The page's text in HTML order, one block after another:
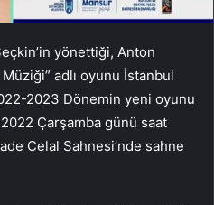
yönettiği, Anton
Müziği” adlı oyunu İstanbul
2023 Dönemin yeni oyunu
2022 Çarşamba günü saat
Celal Sahnesi’nde sahne